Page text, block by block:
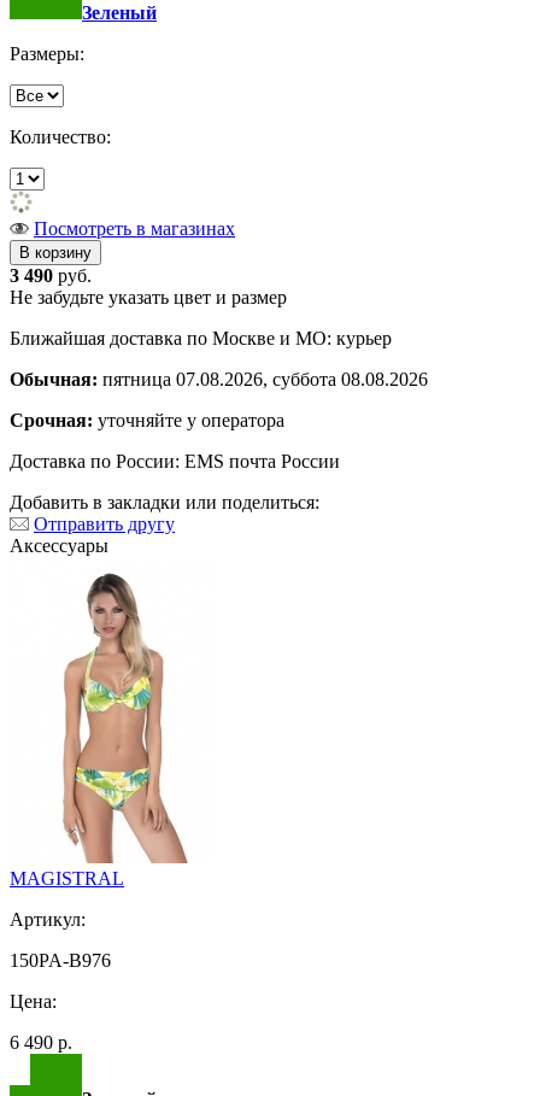
Зеленый
Размеры:
Количество:
Посмотреть в магазинах
3 490 руб.
Не забудьте указать цвет и размер
Ближайшая доставка по Москве и МО: курьер
Обычная: пятница 07.08.2026, суббота 08.08.2026
Срочная: уточняйте у оператора
Доставка по России: EMS почта России
Добавить в закладки или поделиться:
Отправить другу
Аксессуары
MAGISTRAL
Артикул:
150PA-B976
Цена:
6 490 р.